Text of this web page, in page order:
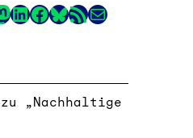
LinkedIn
Facebook
LinkRSS-Feed
E-Mail
„Nachhaltige Tipps“